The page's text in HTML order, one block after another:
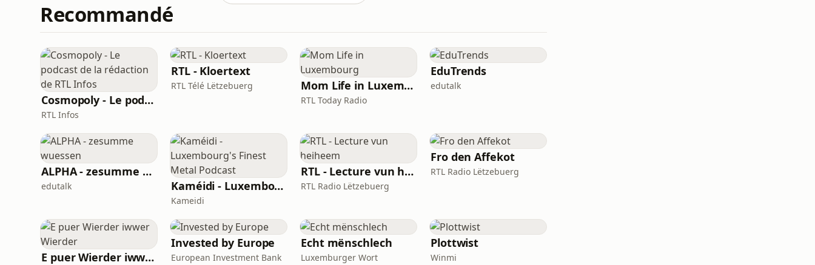
Recommandé
Cosmopoly - Le podcast de la rédaction de RTL Infos
RTL Infos
RTL - Kloertext
RTL Télé Lëtzebuerg Mom Life in Luxembourg
RTL Today Radio
EduTrends
edutalk
ALPHA - zesumme wuessen
edutalk Kaméidi - Luxembourg's Finest Metal Podcast
Kameidi
RTL - Lecture vun heiheem
RTL Radio Lëtzebuerg
Fro den Affekot
RTL Radio Lëtzebuerg
E puer Wierder iwwer Wierder
Invested by Europe
European Investment Bank
Echt mënschlech
Luxemburger Wort
Plottwist
Winmi